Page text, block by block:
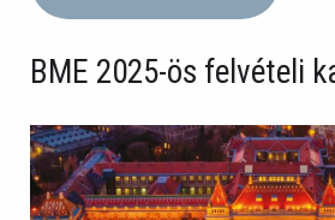
BME 2025-ös felvételi